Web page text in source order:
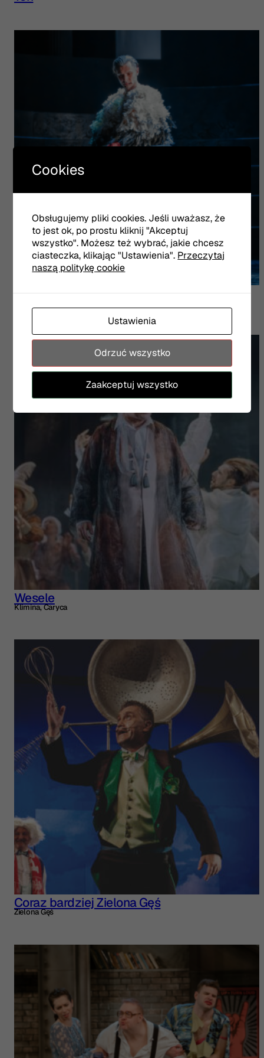
Pan Tadeusz
Wesele
Klimina, Caryca
Coraz bardziej Zielona Gęś
Zielona Gęś
Cookies
Obsługujemy pliki cookies. Jeśli uważasz, że
to jest ok, po prostu kliknij "Akceptuj
wszystko". Możesz też wybrać, jakie chcesz
ciasteczka, klikając "Ustawienia". Przeczytaj
naszą politykę cookie
Ustawienia
Odrzuć wszystko
Zaakceptuj wszystko